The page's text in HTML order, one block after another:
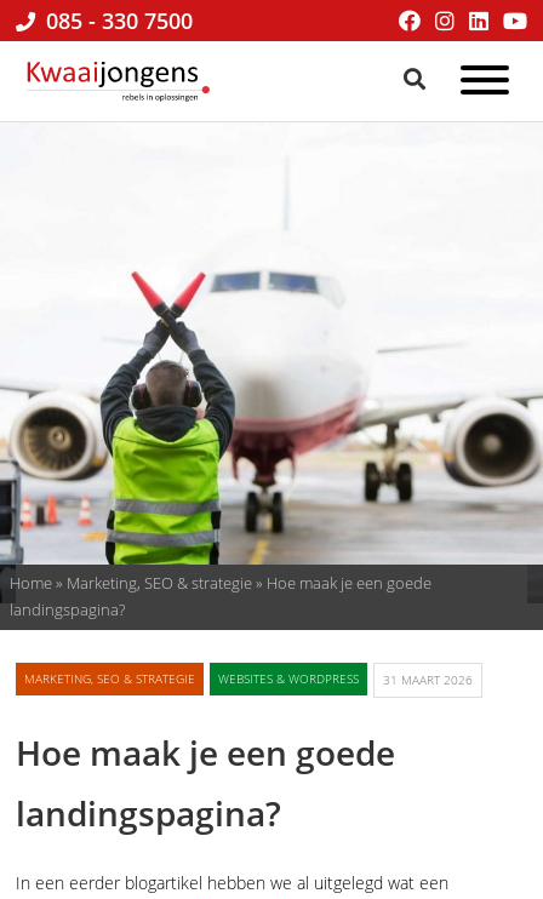
085 - 330 7500
Kwaaijongens
BLOG
kenniscafé
ondernemers
Home» Marketing, SEO & strategie» Hoe maak je een goede
landingspagina?
MARKETING, SEO & STRATEGIE WEBSITES & WORDPRESS 31 MAART 2026
Hoe maak je een goede
landingspagina?
In een eerder blogartikel hebben we al uitgelegd wat een